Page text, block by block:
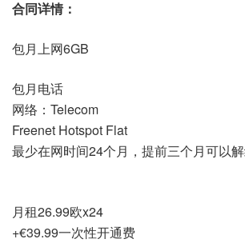
合同详情：
包月上网6GB
包月电话
网络：Telecom
Freenet Hotspot Flat
最少在网时间24个月，提前三个月可以
月租26.99欧x24
+€39.99一次性开通费